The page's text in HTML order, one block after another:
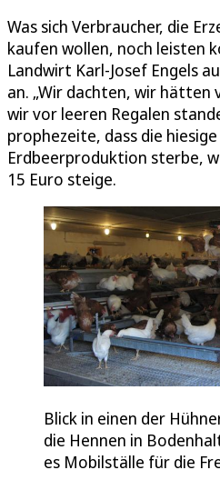
Was sich Verbraucher, die
kaufen wollen, noch leisten
Landwirt Karl-Josef Engels
an. „Wir dachten, wir hätten
wir vor leeren Regalen
prophezeite, dass die
Erdbeerproduktion sterbe,
15 Euro steige.
Blick in einen der
die Hennen in
es Mobilställe für die